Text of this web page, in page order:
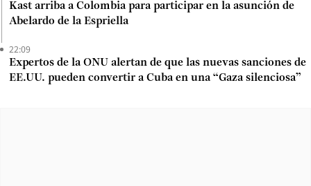
Kast arriba a Colombia para participar en la asunción de
Abelardo de la Espriella
22:09
Expertos de la ONU alertan de que las nuevas sanciones de
EE.UU. pueden convertir a Cuba en una “Gaza silenciosa”